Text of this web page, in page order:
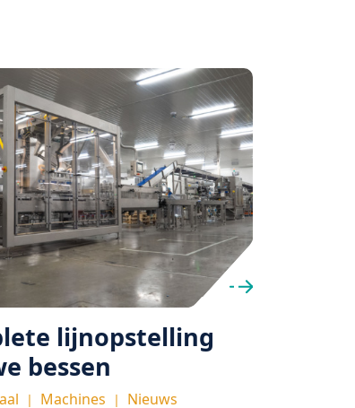
lijnopstelling
bessen
Machines Nieuws